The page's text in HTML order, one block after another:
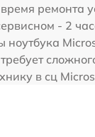
ремонта
- 2
ноутбука
в сц